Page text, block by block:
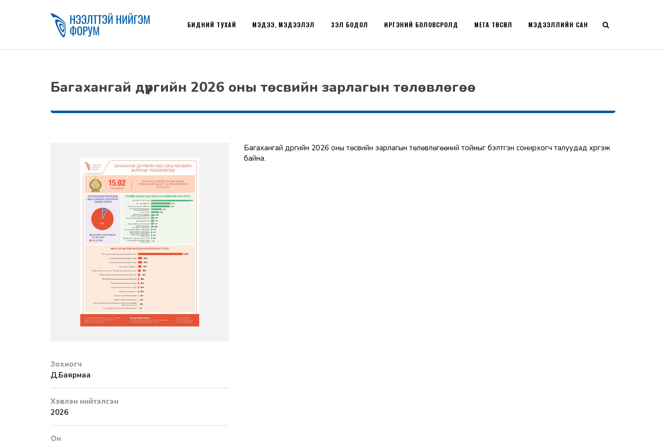
БИДНИЙ ТУХАЙ МЭДЭЭ, МЭДЭЭЛЭЛ ҮЗЭЛ БОДОЛ ИРГЭНИЙ БОЛОВСРОЛД МЭДЭЭЛЛИЙН САН
МЕГА ТӨСӨЛ
Багахангай дүүргийн 2026 оны төсвийн зарлагын төлөвлөгөө
Зохиогч
Д.Баярмаа
Хэвлэн нийтэлсэн
2026
Он
Багахангай дүүргийн 2026 оны төсвийн зарлагын төлөвлөгөөний тоймыг бэлтгэн сонирхогч талуудад хүргэж
байна.